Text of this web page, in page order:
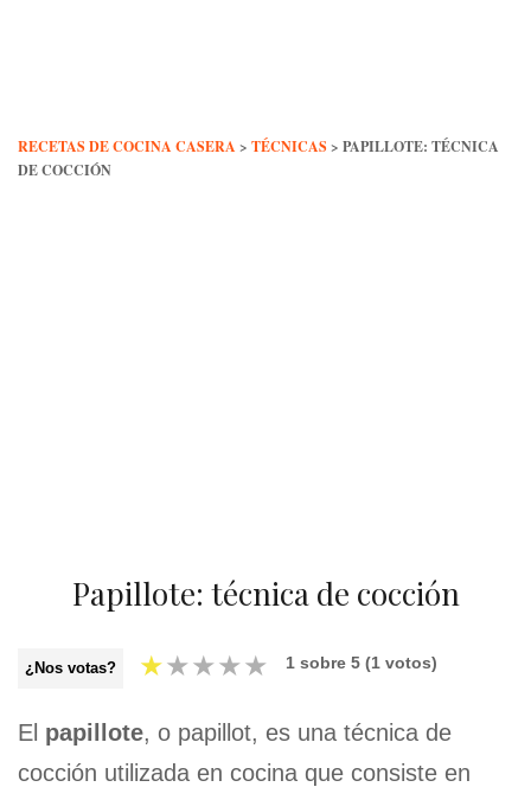
RECETAS DE COCINA CASERA > TÉCNICAS > PAPILLOTE: TÉCNICA
DE COCCIÓN
Papillote: técnica de cocción
¿Nos votas? ★★★★★ 1 sobre 5 (1 votos)
El papillote, o papillot, es una técnica de
cocción utilizada en cocina que consiste en